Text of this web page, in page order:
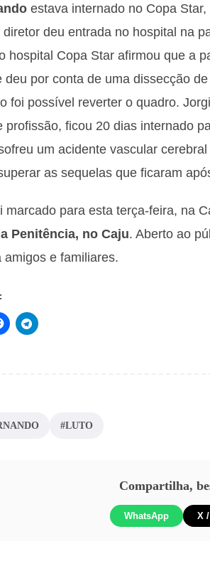
estava internado no Copa
deu entrada no hospital na
hospital Copa Star afirmou que a
deu por conta de uma dissecção
foi possível reverter o quadro.
profissão, ficou 20 dias internado
um acidente vascular
as sequelas que ficaram
marcado para esta terça-feira, na
Penitência, no Caju. Aberto ao
amigos e familiares.
#LUTO
Compartilha,
WhatsApp X